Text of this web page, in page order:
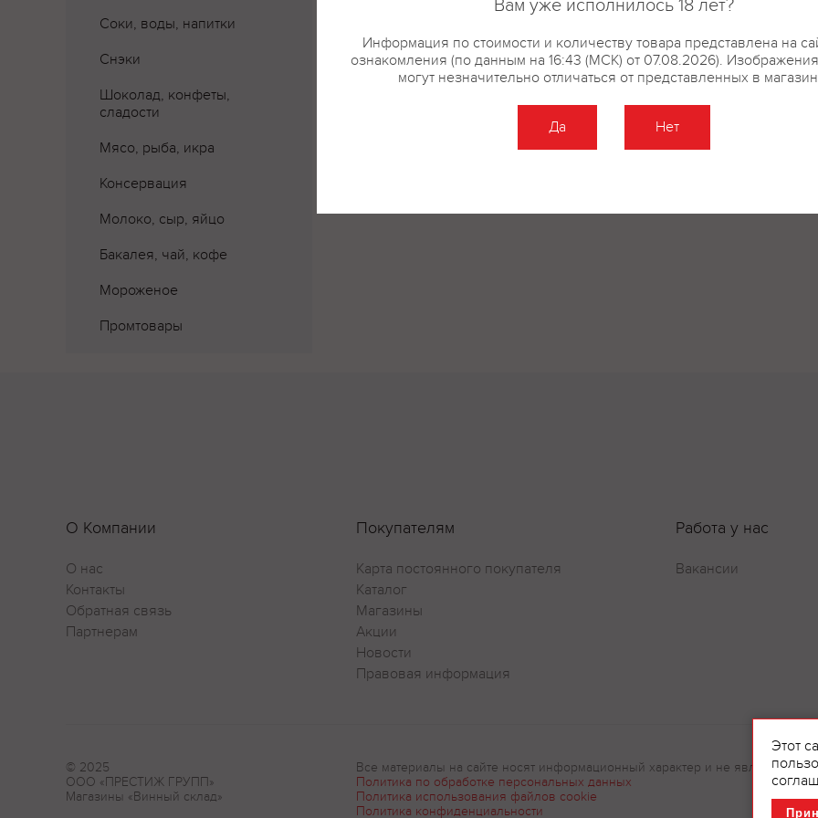
Соки, воды, напитки
Снэки
Шоколад, конфеты,
сладости
Мясо, рыба, икра
Консервация
Молоко, сыр, яйцо
Бакалея, чай, кофе
Мороженое
Промтовары
О Компании
О нас
Контакты
Обратная связь
Партнерам
Покупателям
Карта постоянного покупателя
Каталог
Магазины
Акции
Новости
Правовая информация
Работа у нас
Вакансии
© 2025
ООО «ПРЕСТИЖ ГРУПП»
Магазины «Винный склад»
Все материалы на сайте носят информационный характер и не являются
Политика по обработке персональных данных
Политика использования файлов cookie
Политика конфиденциальности
Этот
Вам уже исполнилось 18 лет?
Информация по стоимости и количеству товара представлена на
ознакомления (по данным на 16:43 (МСК) от 07.08.2026).
могут незначительно отличаться от представленных в
Да Нет